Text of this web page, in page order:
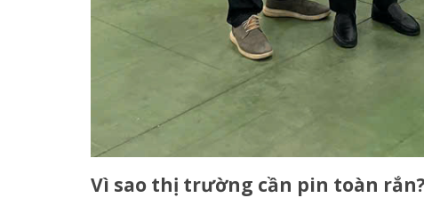
Vì sao thị trường cần pin toàn